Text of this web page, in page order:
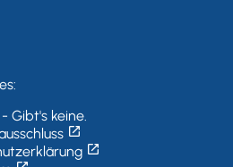
Gibt's keine.
open_in_new
open_in_new